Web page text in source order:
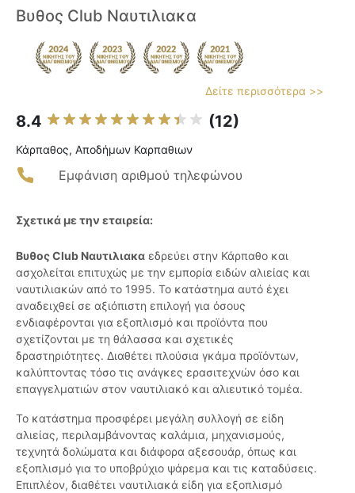
Βυθος Club Ναυτιλιακα
Δείτε περισσότερα >>
8.4 (12)
Κάρπαθος, Αποδήμων Καρπαθιων
Εμφάνιση αριθμού τηλεφώνου
Σχετικά με την εταιρεία:
Βυθος Club Ναυτιλιακα εδρεύει στην Κάρπαθο και
ασχολείται επιτυχώς με την εμπορία ειδών αλιείας και
ναυτιλιακών από το 1995. Το κατάστημα αυτό έχει
αναδειχθεί σε αξιόπιστη επιλογή για όσους
ενδιαφέρονται για εξοπλισμό και προϊόντα που
σχετίζονται με τη θάλασσα και σχετικές
δραστηριότητες. Διαθέτει πλούσια γκάμα προϊόντων,
καλύπτοντας τόσο τις ανάγκες ερασιτεχνών όσο και
επαγγελματιών στον ναυτιλιακό και αλιευτικό τομέα.
Το κατάστημα προσφέρει μεγάλη συλλογή σε είδη
αλιείας, περιλαμβάνοντας καλάμια, μηχανισμούς,
τεχνητά δολώματα και διάφορα αξεσουάρ, όπως και
εξοπλισμό για το υποβρύχιο ψάρεμα και τις καταδύσεις.
Επιπλέον, διαθέτει ναυτιλιακά είδη για εξοπλισμό